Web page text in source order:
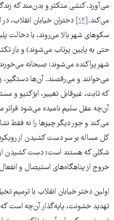
می‌آورد. کنشی متکثر و بدن‌مند که
می‌کند.[۱۲]
دختران خیابان انقلاب،
سکوهای شهر بالا می‌روند، با دخالت
حتی به پایین پرتاب می‌شوند) و باز
شهر پراکنده می‌شوند: صبحانه
می‌خوانند و می‌رقصند. آن‌ها
که ثابت، غیرقابل تغییر، ابژکتیو و
آن‌چه عقل سلیم نامیده می‌شود فراتر
می‌کند و جور دیگر چیزها را نه فقط
کل مساله بر سر دست کشیدن از
شکلی که هستند است؛ دست کشیدن
خروج از پناهگاه‌های استیصال و
اولین دختر خیابان انقلاب با
تهدید خشونت، پایه‌گذار آن‌چه است